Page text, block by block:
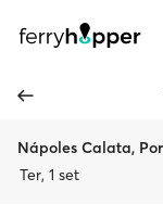
Ter, 1 set